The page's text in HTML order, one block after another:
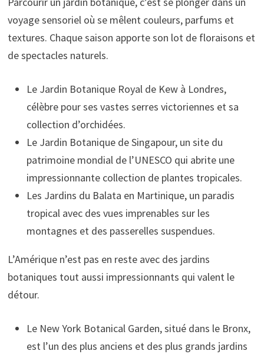
voyage sensoriel où se mêlent couleurs, parfums et
textures. Chaque saison apporte son lot de floraisons et
de spectacles naturels.
Le Jardin Botanique Royal de Kew à Londres,
célèbre pour ses vastes serres victoriennes et sa
collection d’orchidées.
Le Jardin Botanique de Singapour, un site du
patrimoine mondial de l’UNESCO qui abrite une
impressionnante collection de plantes tropicales.
Les Jardins du Balata en Martinique, un paradis
tropical avec des vues imprenables sur les
montagnes et des passerelles suspendues.
L’Amérique n’est pas en reste avec des jardins
botaniques tout aussi impressionnants qui valent le
détour.
Le New York Botanical Garden, situé dans le Bronx,
est l’un des plus anciens et des plus grands jardins